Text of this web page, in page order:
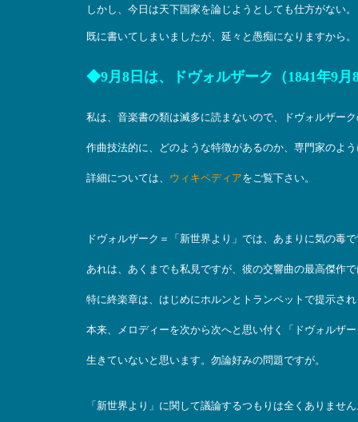
しかし、今日は天下国家を論じようとしても仕方がない。
既に書いてしまいましたが、延々と愚痴になりますから。
◆9月8日は、ドヴォルザーク（1841年9月
私は、音楽書の類は滅多に読まないので、ドヴォルザー
作曲技法的に、どのような特徴があるのか、専門家のよ
詳細については、 ウィキペディアをご覧下さい。
ドヴォルザーク＝「新世界より」では、あまりに気の毒
あれは、あくまでも私見ですが、彼の交響曲の最高傑作
特に終楽章は、はじめにホルンとトランペットで提示さ
本来、メロディーを次から次へと思い付く「ドヴォルザ
生きていないと思います。勿論好みの問題ですが。
「新世界より」に関して議論するつもりは全くありませ